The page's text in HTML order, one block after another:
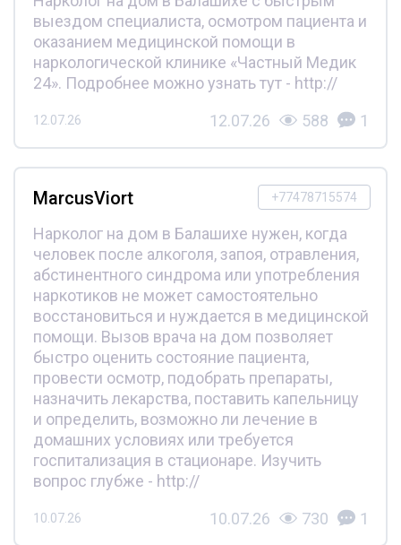
выездом специалиста, осмотром пациента и
оказанием медицинской помощи в
наркологической клинике «Частный Медик
24». Подробнее можно узнать тут - http://
12.07.26 12.07.26 588 1
+77478715574
MarcusViort
Нарколог на дом в Балашихе нужен, когда
человек после алкоголя, запоя, отравления,
абстинентного синдрома или употребления
наркотиков не может самостоятельно
восстановиться и нуждается в медицинской
помощи. Вызов врача на дом позволяет
быстро оценить состояние пациента,
провести осмотр, подобрать препараты,
назначить лекарства, поставить капельницу
и определить, возможно ли лечение в
домашних условиях или требуется
госпитализация в стационаре. Изучить
вопрос глубже - http://
10.07.26 10.07.26 730 1